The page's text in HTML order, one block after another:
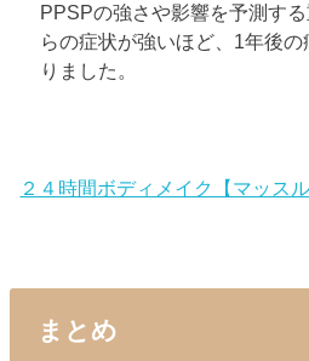
PPSPの強さや影響を予測す
らの症状が強いほど、1年後
りました。
２４時間ボディメイク【マッスル
ま